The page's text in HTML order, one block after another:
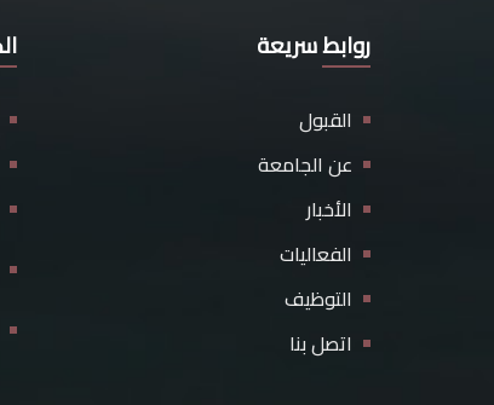
روابط سريعة
القبول
عن الجامعة
الأخبار
الفعاليات
التوظيف
اتصل بنا